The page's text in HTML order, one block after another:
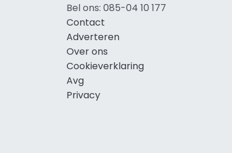
Bel ons: 085-04 10 177
Contact
Adverteren
Over ons
Cookieverklaring
Avg
Privacy